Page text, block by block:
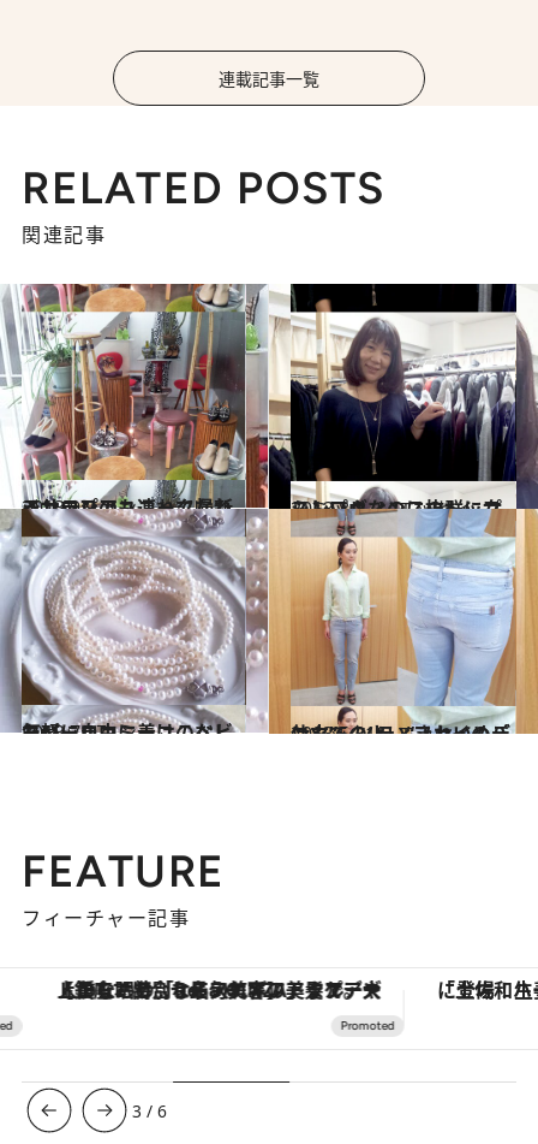
連載記事一覧
RELATED POSTS
関連記事
2013.9.9
インテリアも連れて帰れるサロンのユニークな新ショップ
ファッション 2013.8.8
シンプルなのに抜群に女らしいヴィンスのトップス
コミック ＆ エッセイ
2013.7.17
気軽に自由に着けこなしたい、ココミーユのベビーパール
ファッション 2013.5.31
仕立てのよい“きれいめデニム”。ノティファイのパンツ
コミック ＆ エッセイ
FEATURE
フィーチャー記事
【銀座で出合う最旬美容】美髪ケアや上質な眠り…セルフケアのアップデートから、特別な名入れギフトまで。大人のための「ReFa GINZA」クルーズ
3 /6